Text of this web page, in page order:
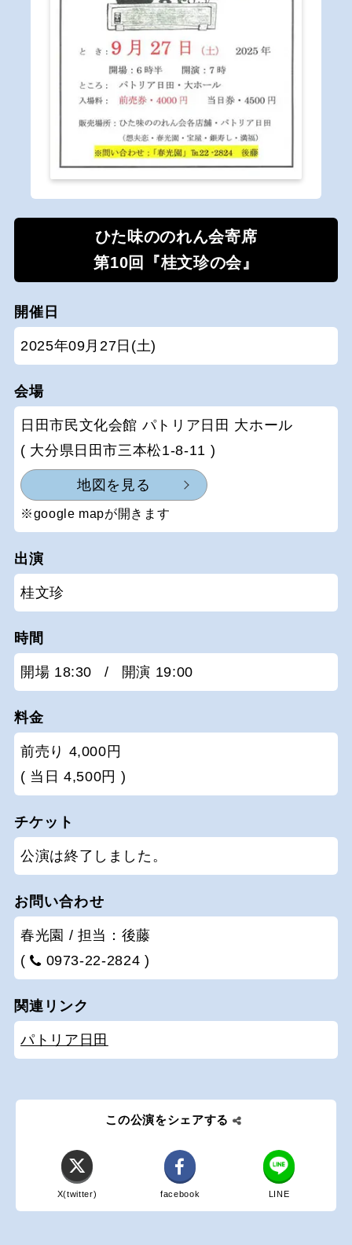
ひた味ののれん会寄席
第10回『桂文珍の会』
開催日
2025年09月27日(土)
会場
日田市民文化会館 パトリア日田 大ホール
( 大分県日田市三本松1-8-11 )
地図を見る
※google mapが開きます
出演
桂文珍
時間
開場 18:30 / 開演 19:00
料金
前売り 4,000円
( 当日 4,500円 )
チケット
公演は終了しました。
お問い合わせ
春光園 / 担当：後藤
(
0973-22-2824 )
関連リンク
パトリア日田
この公演をシェアする
X(twitter) facebook LINE